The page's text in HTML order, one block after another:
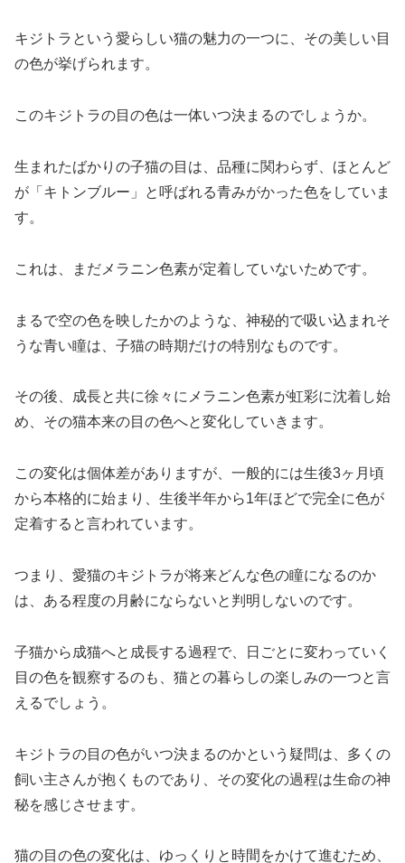
キジトラという愛らしい猫の魅力の一つに、その美しい目
の色が挙げられます。
このキジトラの目の色は一体いつ決まるのでしょうか。
生まれたばかりの子猫の目は、品種に関わらず、ほとんど
が「キトンブルー」と呼ばれる青みがかった色をしていま
す。
これは、まだメラニン色素が定着していないためです。
まるで空の色を映したかのような、神秘的で吸い込まれそ
うな青い瞳は、子猫の時期だけの特別なものです。
その後、成長と共に徐々にメラニン色素が虹彩に沈着し始
め、その猫本来の目の色へと変化していきます。
この変化は個体差がありますが、一般的には生後3ヶ月頃
から本格的に始まり、生後半年から1年ほどで完全に色が
定着すると言われています。
つまり、愛猫のキジトラが将来どんな色の瞳になるのか
は、ある程度の月齢にならないと判明しないのです。
子猫から成猫へと成長する過程で、日ごとに変わっていく
目の色を観察するのも、猫との暮らしの楽しみの一つと言
えるでしょう。
キジトラの目の色がいつ決まるのかという疑問は、多くの
飼い主さんが抱くものであり、その変化の過程は生命の神
秘を感じさせます。
猫の目の色の変化は、ゆっくりと時間をかけて進むため、